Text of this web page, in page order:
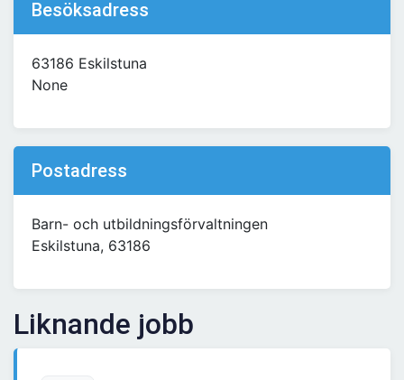
Besöksadress
63186 Eskilstuna
None
Postadress
Barn- och utbildningsförvaltningen
Eskilstuna, 63186
Liknande jobb